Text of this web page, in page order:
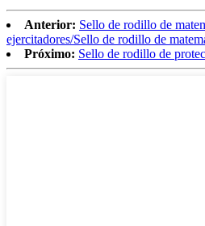
Anterior: Sello de rodillo de
ejercitadores/Sello de rodillo de
Próximo: Sello de rodillo de